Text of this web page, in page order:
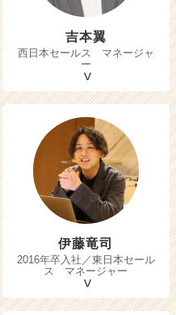
吉本翼
西日本セールス マネージャ
ー
伊藤竜司
2016年卒入社／東日本セール
ス マネージャー